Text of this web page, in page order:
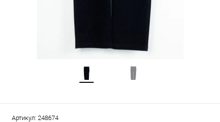
Артикул: 248674